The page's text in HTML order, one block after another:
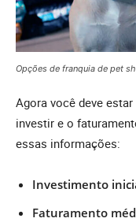
Opções de franquia de pet
Agora você deve
investir e o
essas informações:
Investimento
Faturamento